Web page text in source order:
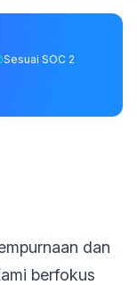
Sesuai SOC 2
dan
berfokus